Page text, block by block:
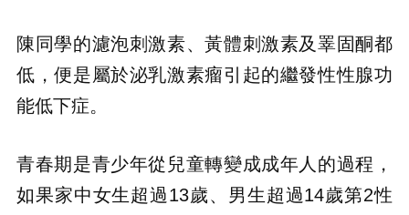
陳同學的濾泡刺激素、黃體刺激素及睪固酮都
低，便是屬於泌乳激素瘤引起的繼發性性腺功
能低下症。
青春期是青少年從兒童轉變成成年人的過程，
如果家中女生超過13歲、男生超過14歲第2性